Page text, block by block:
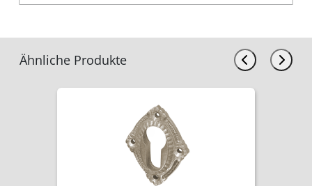
Ähnliche Produkte